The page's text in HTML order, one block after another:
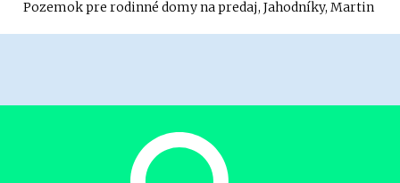
Pozemok pre rodinné domy na predaj, Jahodníky, Martin